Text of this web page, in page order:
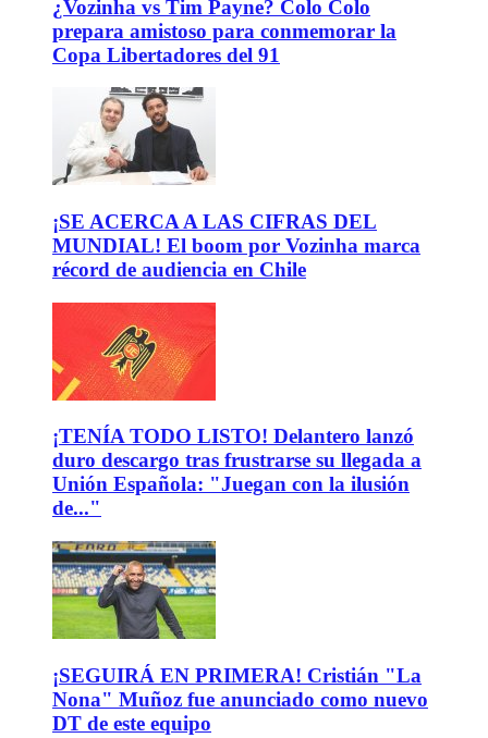
¿Vozinha vs Tim Payne? Colo Colo
prepara amistoso para conmemorar la
Copa Libertadores del 91
¡SE ACERCA A LAS CIFRAS DEL
MUNDIAL! El boom por Vozinha marca
récord de audiencia en Chile
¡TENÍA TODO LISTO! Delantero lanzó
duro descargo tras frustrarse su llegada a
Unión Española: "Juegan con la ilusión
de..."
¡SEGUIRÁ EN PRIMERA! Cristián "La
Nona" Muñoz fue anunciado como nuevo
DT de este equipo